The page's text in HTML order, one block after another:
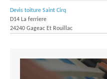
Devis toiture Saint Cirq
D14 La ferriere
24240 Gageac Et Rouillac